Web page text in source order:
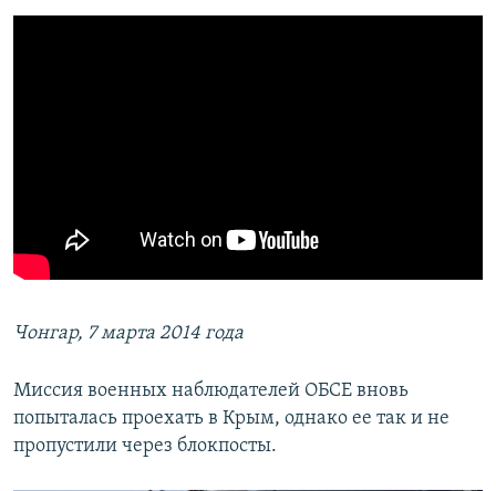
Чонгар, 7 марта 2014 года
Миссия военных наблюдателей ОБСЕ вновь
попыталась проехать в Крым, однако ее так и не
пропустили через блокпосты.